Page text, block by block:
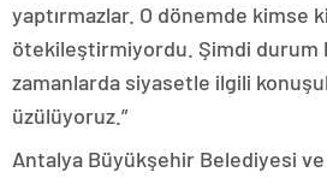
yaptırmazlar. O dönemde kimse
ötekileştirmiyordu. Şimdi durum
zamanlarda siyasetle ilgili
üzülüyoruz.”
Antalya Büyükşehir Belediyesi ve